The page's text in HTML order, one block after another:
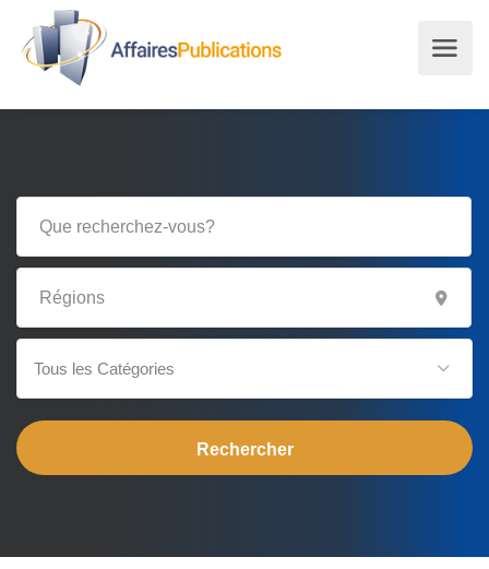
Tous les Catégories